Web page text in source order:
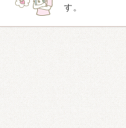
す。